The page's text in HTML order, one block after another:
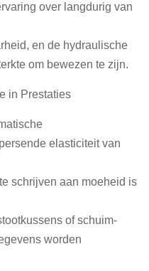
over langdurig van
en de hydraulische
om bewezen te zijn.
in Prestaties
elasticiteit van
schrijven aan moeheid is
of schuim-
worden